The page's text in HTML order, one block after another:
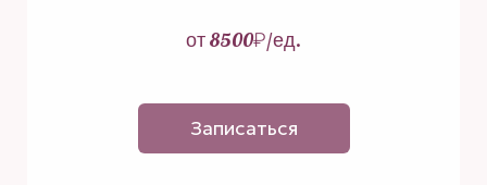
от 8500₽/ед.
Записаться